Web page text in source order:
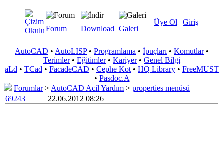
Üye Ol | Giriş
Forum Download Galeri
AutoCAD • AutoLISP• Programlama • İpuçları • Komutlar•
Terimler• Eğitimler• Kariyer• Genel Bilgi
aLd • TCad • FacadeCAD • Cephe Kot • HQ Library • FreeMUST
• Pasdoc.A
Forumlar> AutoCAD Acil Yardım > properties menüsü
69243
22.06.2012 08:26